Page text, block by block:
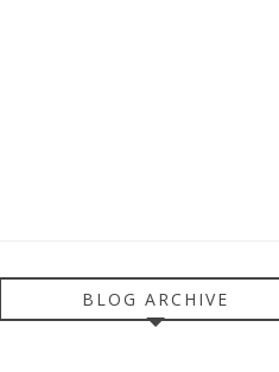
BLOG ARCHIVE